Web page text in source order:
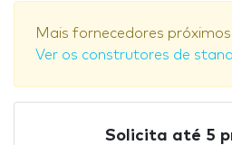
Mais fornecedores
Ver os construtores de
Solicita até 5